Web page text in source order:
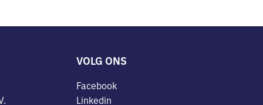
VOLG ONS
Facebook
Linkedin